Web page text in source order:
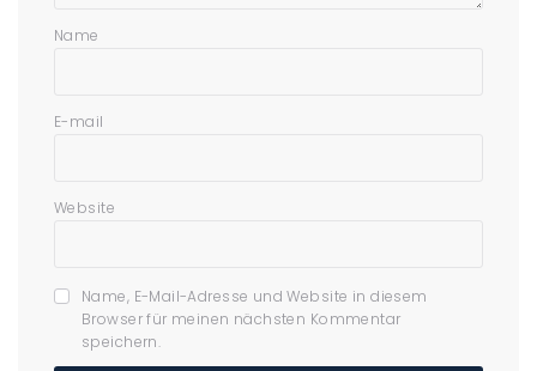
Name
E-mail
Website
Name, E-Mail-Adresse und Website in diesem
Browser für meinen nächsten Kommentar
speichern.